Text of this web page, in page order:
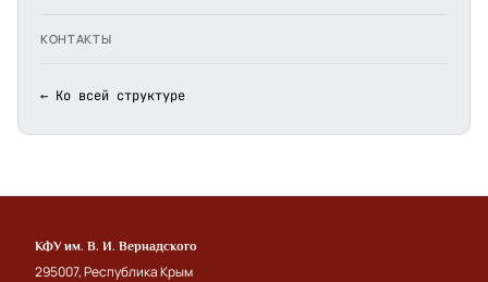
КОНТАКТЫ
← Ко всей структуре
КФУ им. В. И. Вернадского
295007, Республика Крым